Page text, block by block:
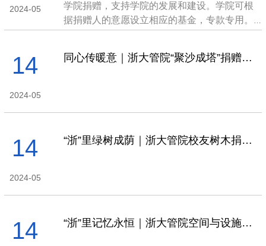
2024-05
学院捐赠，支持学院的发展和建设。学院可根
据捐赠人的意愿设立相应的基金，专款专用。
14
2024-05
同心传暖意｜浙大管院“聚沙成塔”捐赠计划温情上线
14
2024-05
“浙”里绿树成荫｜浙大管院校友树木捐赠计划
14 “浙”里记忆永恒｜浙大管院空间与设施捐赠计划